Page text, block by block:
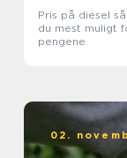
Pris på diesel sådan får
du mest muligt
pengene
02.